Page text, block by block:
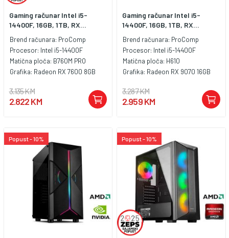
Gaming računar Intel i5-
14400F, 16GB, 1TB, RX...
Brend računara: ProComp
Procesor: Intel i5-14400F
Matična ploča: B760M PRO
Grafika: Radeon RX 7600 8GB
3.135 KM
2.822 KM
Gaming računar Intel i5-
14400F, 16GB, 1TB, RX...
Brend računara: ProComp
Procesor: Intel i5-14400F
Matična ploča: H610
Grafika: Radeon RX 9070 16GB
3.287 KM
2.959 KM
Popust - 10% Popust - 10%